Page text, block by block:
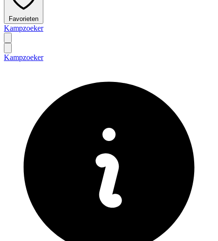
Favorieten
Kampzoeker
Kampzoeker